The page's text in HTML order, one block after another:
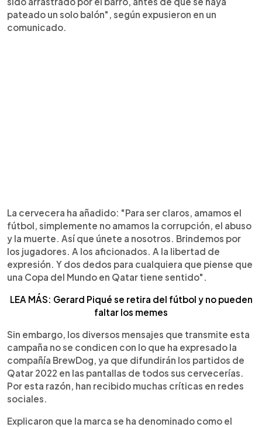
pateado un solo balón", según expusieron en un
comunicado.
La cervecera ha añadido: "Para ser claros, amamos el
fútbol, simplemente no amamos la corrupción, el abuso
y la muerte. Así que únete a nosotros. Brindemos por
los jugadores. A los aficionados. A la libertad de
expresión. Y dos dedos para cualquiera que piense que
una Copa del Mundo en Qatar tiene sentido".
LEA MÁS: Gerard Piqué se retira del fútbol y no pueden
faltar los memes
Sin embargo, los diversos mensajes que transmite esta
campaña no se condicen con lo que ha expresado la
compañía BrewDog, ya que difundirán los partidos de
Qatar 2022 en las pantallas de todos sus cervecerías.
Por esta razón, han recibido muchas críticas en redes
sociales.
Explicaron que la marca se ha denominado como el